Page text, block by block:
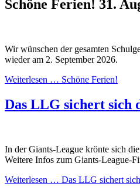
Schöne Ferien! 31.
Wir wünschen der gesamten
wieder am 2. September 2026.
Weiterlesen … Schöne Ferien!
Das LLG sichert sich
In der Giants-League krönte sich
Weitere Infos zum Giants-League-
Weiterlesen … Das LLG sichert